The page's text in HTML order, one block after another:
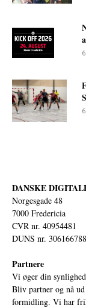
DANSKE
Norgesgade 48
7000 Fredericia
CVR nr. 40954481
DUNS nr. 306166788
Partnere
Vi øger din
Bliv partner og nå
formidling. Vi har